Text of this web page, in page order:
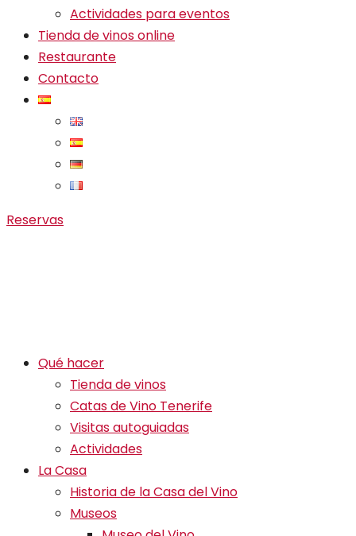
Actividades para eventos
Tienda de vinos online
Restaurante
Contacto
Reservas
Qué hacer
Tienda de vinos
Catas de Vino Tenerife
Visitas autoguiadas
Actividades
La Casa
Historia de la Casa del Vino
Museos